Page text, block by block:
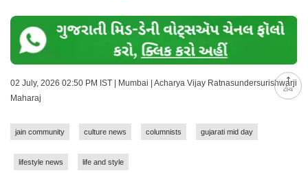
ટોચ
02 July, 2026 02:50 PM IST | Mumbai | Acharya Vijay Ratnasundersurishwarji
Maharaj
jain community culture news columnists gujarati mid day
lifestyle news life and style